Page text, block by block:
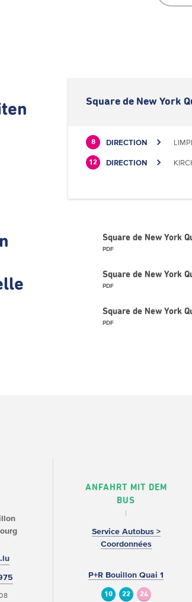
Square de New York
8 DIRECTION
12 DIRECTION
Square de New York
PDF
Square de New York
PDF
Square de New York
PDF
ANFAHRT MIT DEM
BUS
Service Autobus >
Coordonnées
P+R Bouillon Quai 1
10 22 24